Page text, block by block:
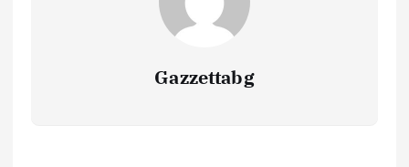
Gazzettabg